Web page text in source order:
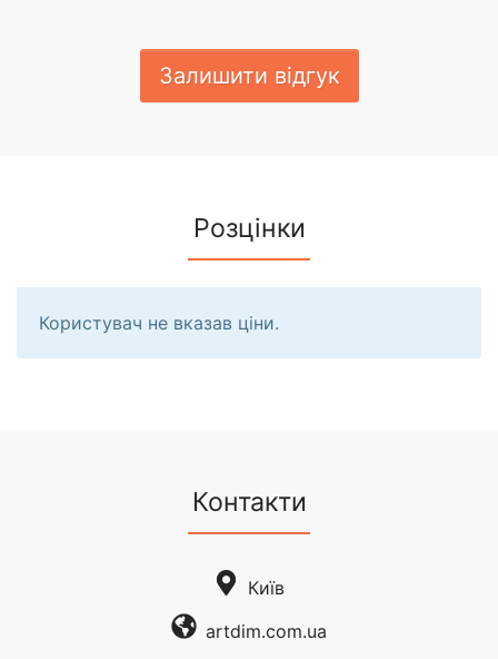
Залишити відгук
Розцінки
Користувач не вказав ціни.
Контакти
Київ
artdim.com.ua